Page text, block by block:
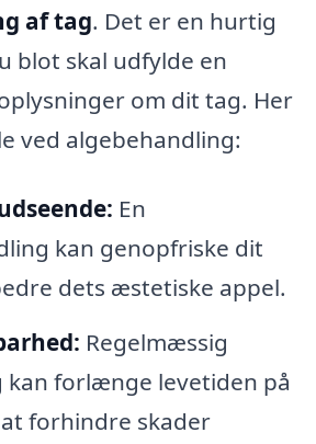
af tag. Det er en hurtig
blot skal udfylde en
om dit tag. Her
ved algebehandling:
En
kan genopfriske dit
dets æstetiske appel.
Regelmæssig
kan forlænge levetiden på
forhindre skader